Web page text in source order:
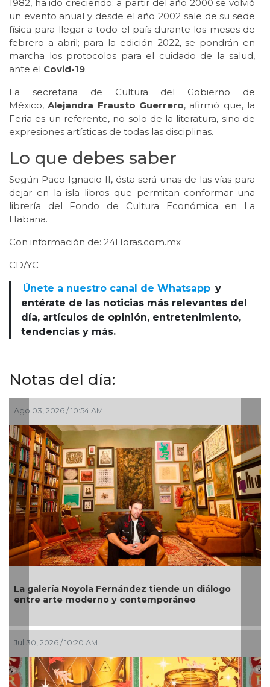
1982, ha ido creciendo; a partir del año 2000 se volvió
un evento anual y desde el año 2002 sale de su sede
física para llegar a todo el país durante los meses de
febrero a abril; para la edición 2022, se pondrán en
marcha los protocolos para el cuidado de la salud,
ante el Covid-19.
La secretaria de Cultura del Gobierno de
México,Alejandra Frausto Guerrero, afirmó que, la
Feria es un referente, no solo de la literatura, sino de
expresiones artísticas de todas las disciplinas.
Lo que debes saber
Según Paco Ignacio II, ésta será unas de las vías para
dejar en la isla libros que permitan conformar una
librería del Fondo de Cultura Económica en La
Habana.
Con información de: 24Horas.com.mx
CD/YC
Únete a nuestro canal de Whatsapp y
entérate de las noticias más relevantes del
día, artículos de opinión, entretenimiento,
tendencias y más.
Notas del día:
Ago 03, 2026 / 10:54 AM
La galería Noyola Fernández tiende un diálogo
entre arte moderno y contemporáneo
Jul 30, 2026 / 10:20 AM